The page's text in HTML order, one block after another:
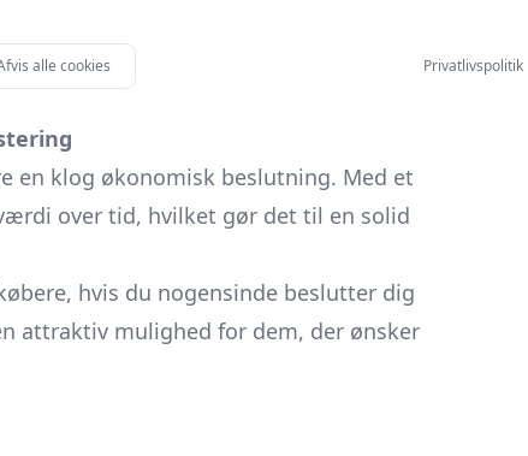
til dine præferencer.
virkelig kan føle dig hjemme og nyde
i både din livskvalitet og din fremtid.
en klog økonomisk beslutning. Med et
over tid, hvilket gør det til en solid
hvis du nogensinde beslutter dig
attraktiv mulighed for dem, der ønsker
alle cookies Privatlivspolitik